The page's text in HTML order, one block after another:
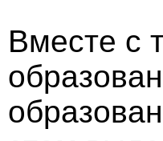
Вместе с